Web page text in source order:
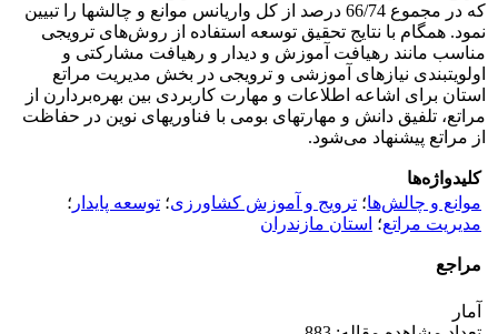
که در مجموع 66/74 درصد از کل واریانس موانع و چالش­ها را تبیین
نمود. همگام با نتایج تحقیق توسعه استفاده از روش‌های ترویجی
مناسب مانند رهیافت آموزش و دیدار و رهیافت‌ مشارکتی و
اولویت‏بندی نیازهای آموزشی و ترویجی در بخش مدیریت مراتع
استان برای اشاعه اطلاعات و مهارت کاربردی بین بهره‌بردارن از
مراتع، تلفیق دانش و مهارت­های بومی با فناوری‏های نوین در حفاظت
از مراتع پیشنهاد می‌شود.
کلیدواژه‌ها
موانع و چالش‌ها؛ ترویج و آموزش کشاورزی؛ توسعه پایدار ؛
مدیریت مراتع؛ استان مازندران
مراجع
آمار